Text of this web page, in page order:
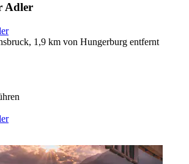
Adler
1,9 km von Hungerburg entfernt